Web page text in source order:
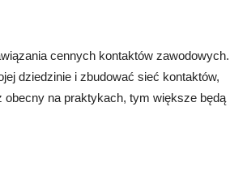
cennych kontaktów zawodowych.
dziedzinie i zbudować sieć kontaktów,
obecny na praktykach, tym większe będą